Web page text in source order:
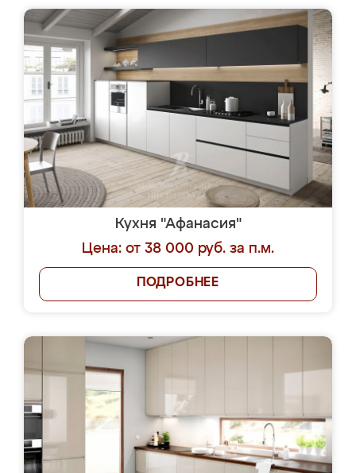
Кухня "Афанасия"
Цена: от 38 000 руб. за п.м.
ПОДРОБНЕЕ